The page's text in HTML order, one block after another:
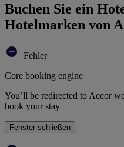
Buchen Sie ein
Hotelmarken von
Fehler
Core booking engine
You’ll be redirected to Accor
book your stay
Fenster schließen